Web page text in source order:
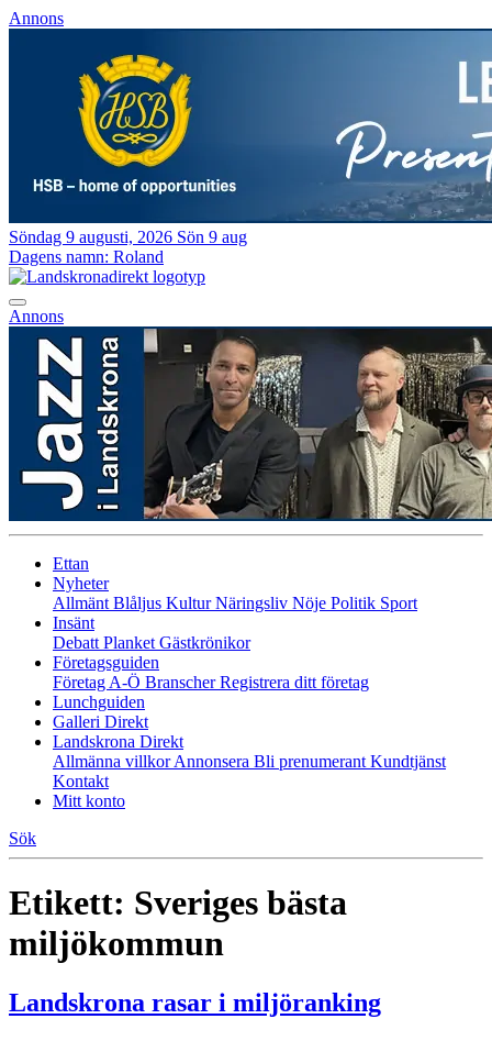
Annons
Söndag 9 augusti, 2026 Sön 9 aug
Dagens namn: Roland
Annons
Ettan
Nyheter
Allmänt Blåljus KulturNäringsliv Nöje Politik Sport
Insänt
Debatt Planket Gästkrönikor
Företagsguiden
Företag A-Ö BranscherRegistrera ditt företag
Lunchguiden
Galleri Direkt
Landskrona Direkt
Allmänna villkorAnnonsera Bli prenumerant Kundtjänst
Kontakt
Mitt konto
Sök
Etikett: Sveriges bästa
miljökommun
Landskrona rasar i miljöranking